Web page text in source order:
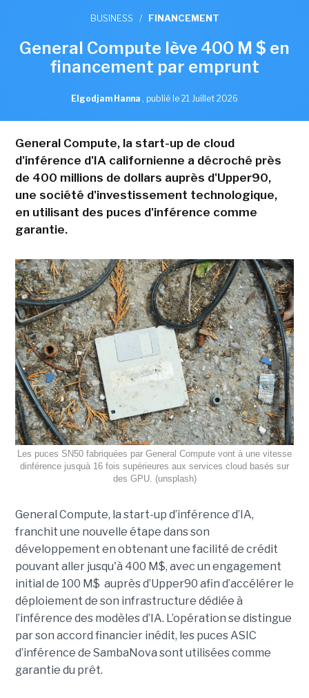
BUSINESS / FINANCEMENT
General Compute lève 400 M $ en
financement par emprunt
Elgodjam Hanna , publié le 21 Juillet 2026
General Compute, la start-up de cloud
d'inférence d'IA californienne a décroché près
de 400 millions de dollars auprès d'Upper90,
une société d'investissement technologique,
en utilisant des puces d'inférence comme
garantie.
Les puces SN50 fabriquées par General Compute vont à une vitesse
dinférence jusquà 16 fois supérieures aux services cloud basés sur
des GPU. (unsplash)
General Compute, la start-up d’inférence d’IA,
franchit une nouvelle étape dans son
développement en obtenant une facilité de crédit
pouvant aller jusqu'à 400 M$, avec un engagement
initial de 100 M$ auprès d’Upper90 afin d’accélérer le
déploiement de son infrastructure dédiée à
l’inférence des modèles d’IA. L’opération se distingue
par son accord financier inédit, les puces ASIC
d’inférence de SambaNova sont utilisées comme
garantie du prêt.